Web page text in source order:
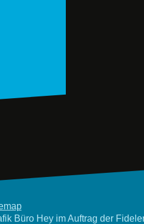
Büro Hey im Auftrag der